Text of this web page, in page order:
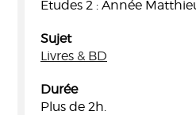
Études 2 : Année
Sujet
Livres & BD
Durée
Plus de 2h.